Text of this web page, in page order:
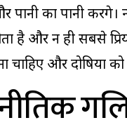
पानी का पानी करेंगे।
है और न ही सबसे
चाहिए और दोषियों